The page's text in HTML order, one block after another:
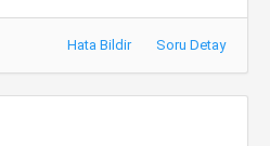
Hata Bildir Soru Detay